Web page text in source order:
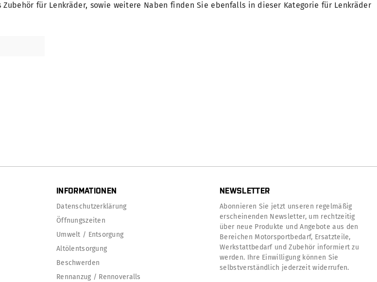
für Lenkräder, sowie weitere Naben finden Sie ebenfalls in dieser Kategorie für Lenkräder
INFORMATIONEN
Datenschutzerklärung
Öffnungszeiten
Umwelt / Entsorgung
Altölentsorgung
Beschwerden
Rennanzug / Rennoveralls
NEWSLETTER
Abonnieren Sie jetzt unseren regelmäßig
erscheinenden Newsletter, um rechtzeitig
über neue Produkte und Angebote aus den
Bereichen Motorsportbedarf, Ersatzteile,
Werkstattbedarf und Zubehör informiert zu
werden. Ihre Einwilligung können Sie
selbstverständlich jederzeit widerrufen.